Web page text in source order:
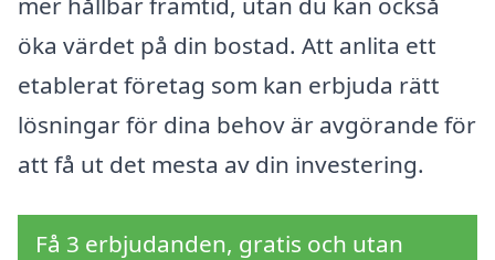
öka värdet på din bostad. Att anlita ett
etablerat företag som kan erbjuda rätt
lösningar för dina behov är avgörande för
att få ut det mesta av din investering.
Få 3 erbjudanden, gratis och utan